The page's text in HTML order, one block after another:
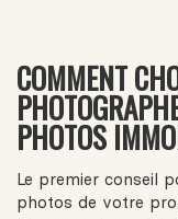
COMMENT
PHOTOS
Le premier conseil
photos de votre